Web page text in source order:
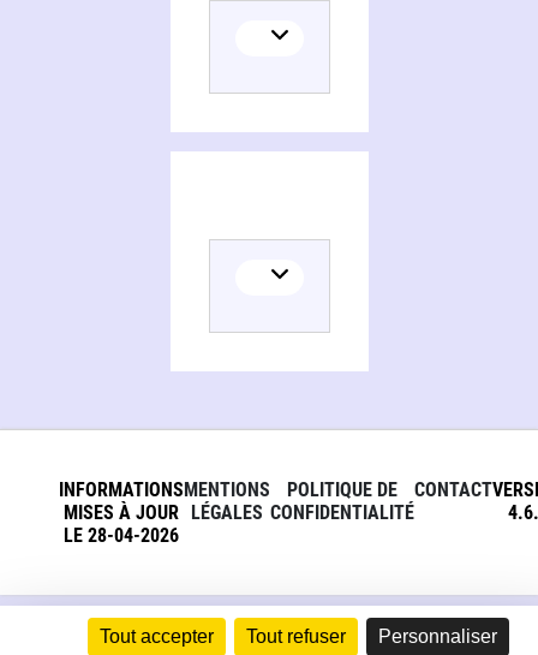
Tout accepter Tout refuser Personnaliser
INFORMATIONS
MISES À JOUR
LE 28-04-2026
MENTIONS
LÉGALES
POLITIQUE DE
CONFIDENTIALITÉ
CONTACT